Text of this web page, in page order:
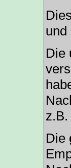
und
Die
Die